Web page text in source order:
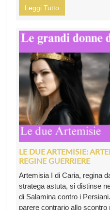
Leggi Tutto
LE DUE ARTEMISIE:
REGINE GUERRIERE
Artemisia I di Caria, regina
stratega astuta, si distinse
di Salamina contro i
parere contrario allo